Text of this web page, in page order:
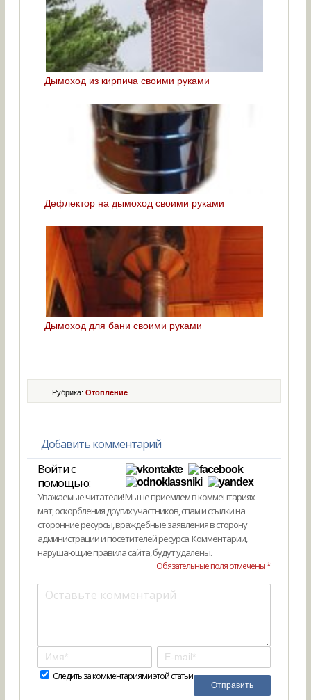
Дымоход из кирпича своими руками
Дефлектор на дымоход своими руками
Дымоход для бани своими руками
Рубрика:Отопление
Добавить комментарий
Войти с
помощью:
Уважаемые читатели! Мы не приемлем в комментариях
мат, оскорбления других участников, спам и ссылки на
сторонние ресурсы, враждебные заявления в сторону
администрации и посетителей ресурса. Комментарии,
нарушающие правила сайта, будут удалены.
Обязательные поля отмечены *
Следить за комментариями этой статьи